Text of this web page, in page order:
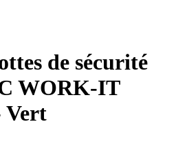
de sécurité
WORK-IT
Vert